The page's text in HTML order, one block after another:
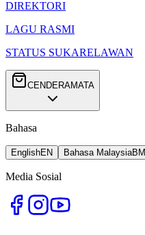
DIREKTORI
LAGU RASMI
STATUS SUKARELAWAN
CENDERAMATA
Bahasa
EnglishEN Bahasa MalaysiaBM
Media Sosial